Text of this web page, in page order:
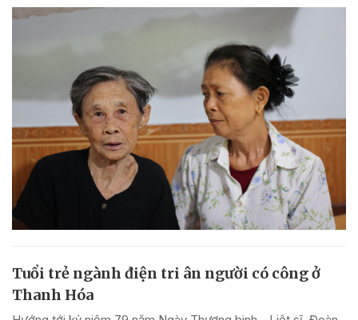
Tuổi trẻ ngành điện tri ân người có công ở
Thanh Hóa